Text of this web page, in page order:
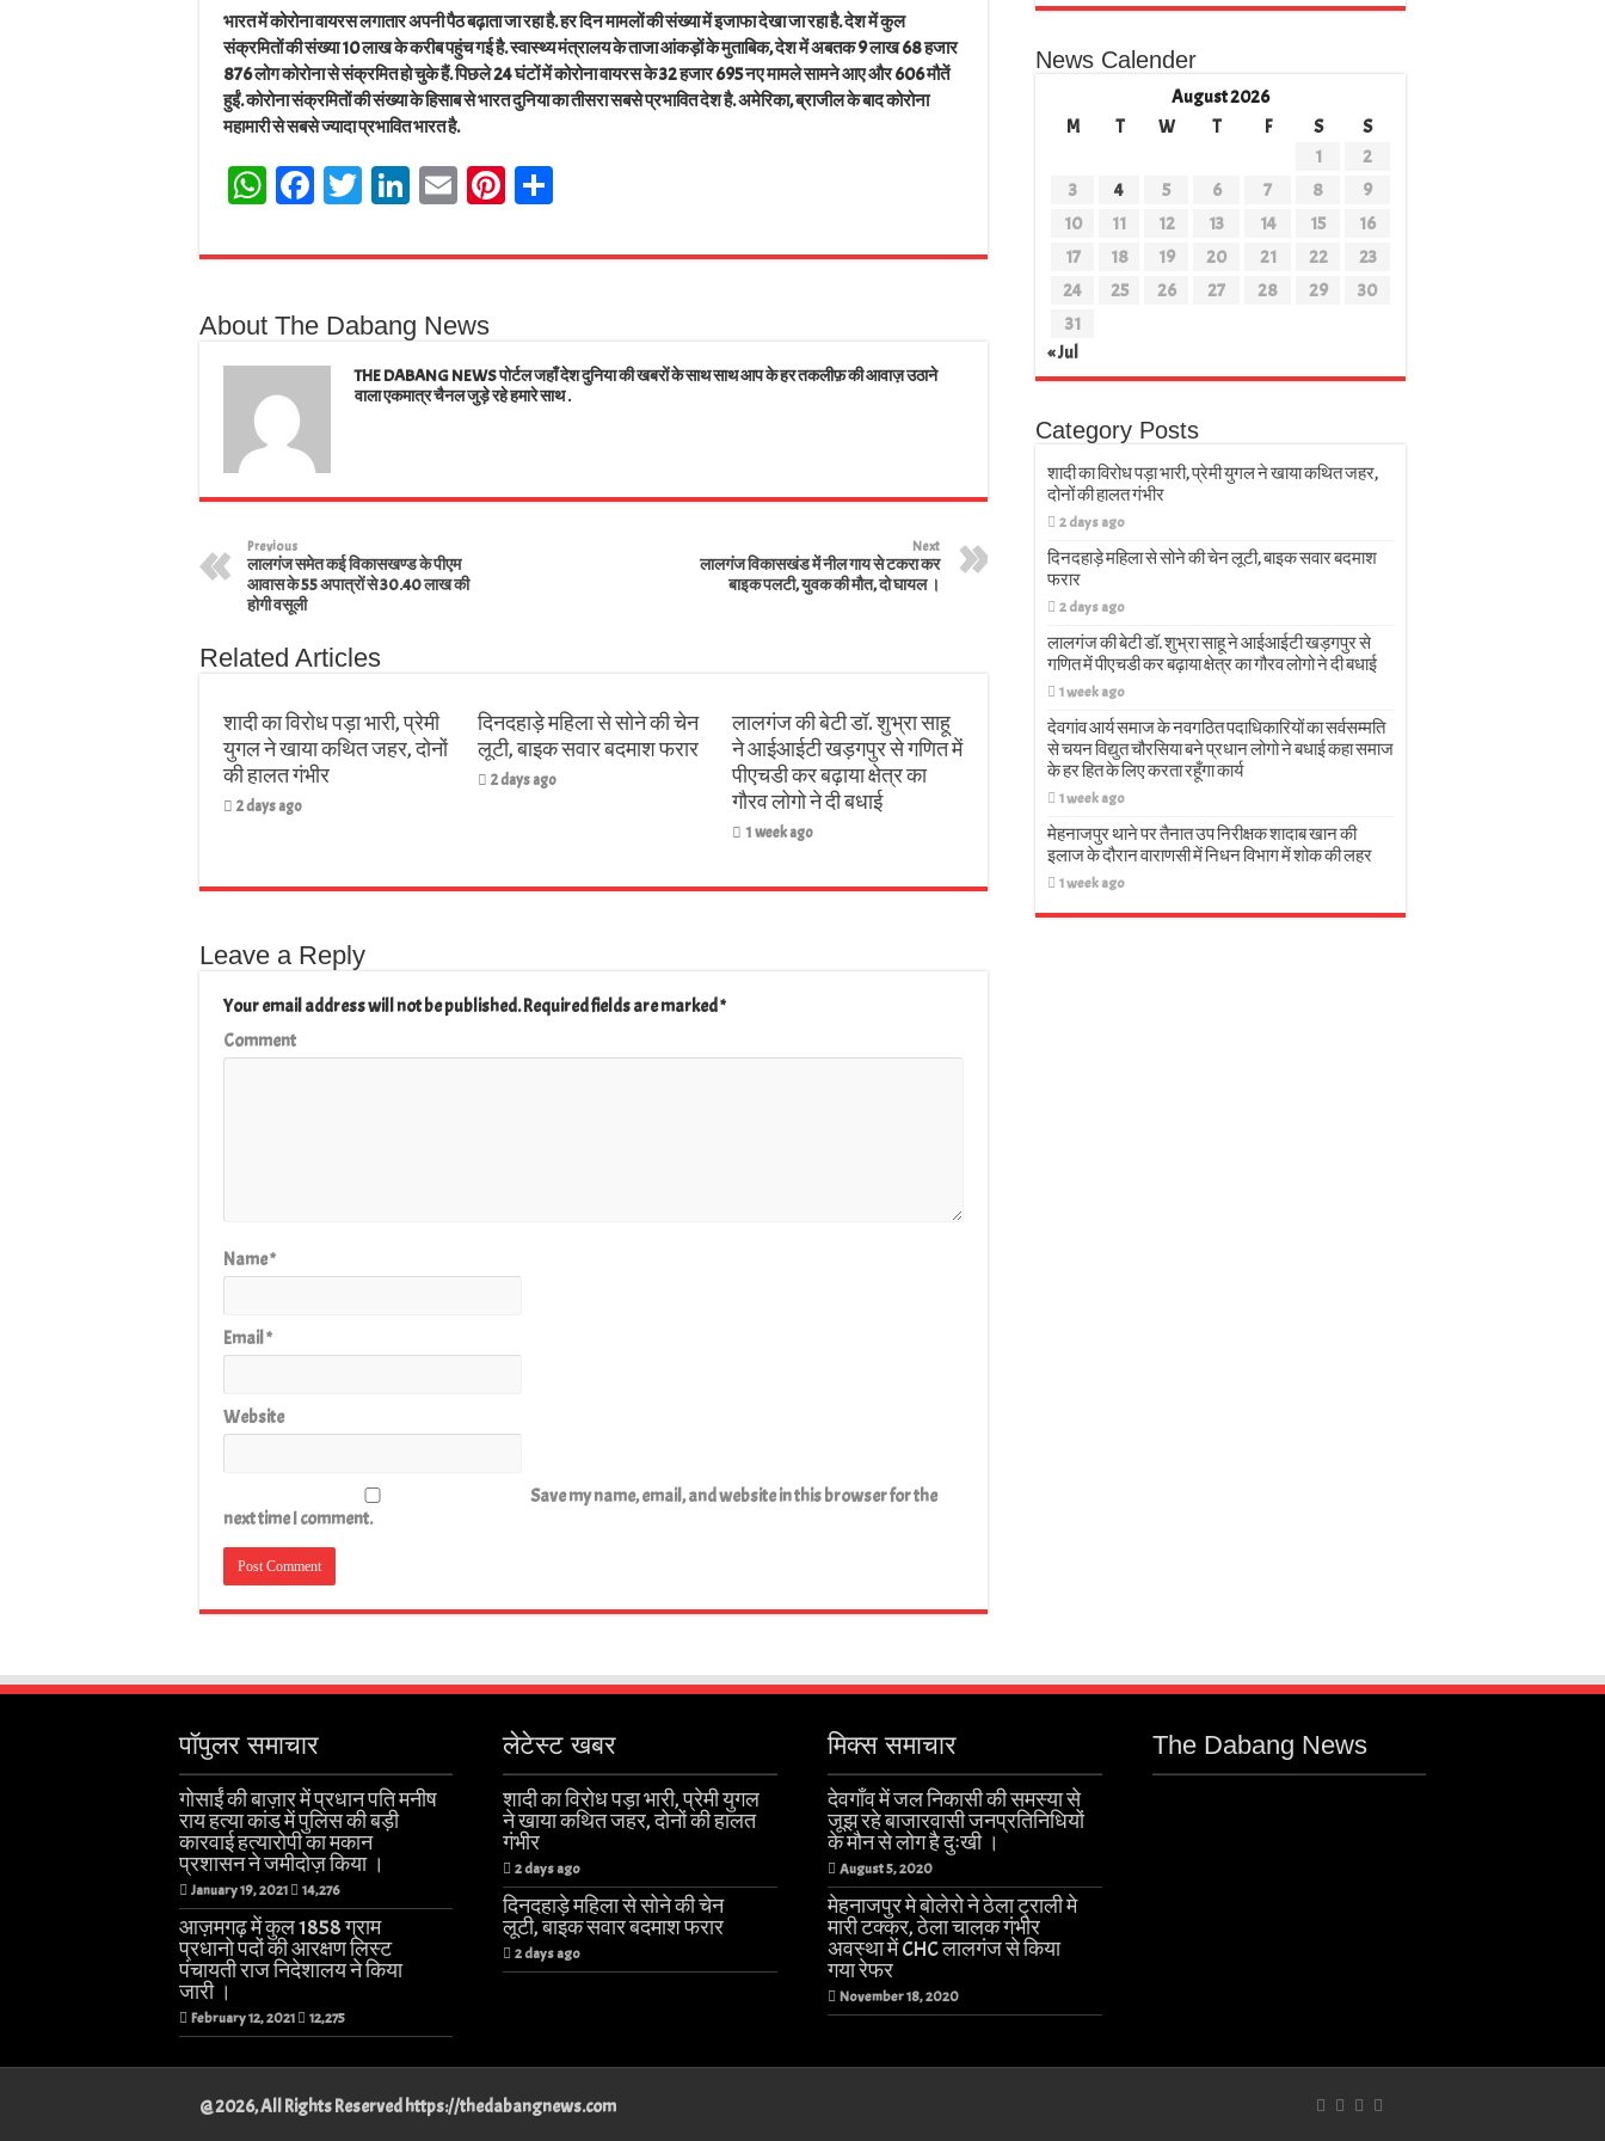
भारत में कोरोना वायरस लगातार अपनी पैठ बढ़ाता जा रहा है. हर दिन मामलों की संख्या में इजाफा देखा जा रहा है. देश में कुल
संक्रमितों की संख्या 10 लाख के करीब पहुंच गई है. स्वास्थ्य मंत्रालय के ताजा आंकड़ों के मुताबिक, देश में अबतक 9 लाख 68 हजार
876 लोग कोरोना से संक्रमित हो चुके हैं. पिछले 24 घंटों में कोरोना वायरस के 32 हजार 695 नए मामले सामने आए और 606 मौतें
हुईं. कोरोना संक्रमितों की संख्या के हिसाब से भारत दुनिया का तीसरा सबसे प्रभावित देश है. अमेरिका, ब्राजील के बाद कोरोना
महामारी से सबसे ज्यादा प्रभावित भारत है.
W
ts
pp
Fa
bo
T
tt
Li
ed
E
ail
Pi
er e
About The Dabang News
THE DABANG NEWS पोर्टल जहाँ देश दुनिया की खबरों के साथ साथ आप के हर तकलीफ़ की आवाज़ उठाने
वाला एकमात्र चैनल जुड़े रहे हमारे साथ .
Previous
लालगंज समेत कई विकासखण्ड के पीएम
आवास के 55 अपात्रों से 30.40 लाख की
होगी वसूली
Next
लालगंज विकासखंड में नील गाय से टकरा कर
बाइक पलटी, युवक की मौत, दो घायल ।
Related Articles
शादी का विरोध पड़ा भारी, प्रेमी
युगल ने खाया कथित जहर, दोनों
की हालत गंभीर
2 days ago
दिनदहाड़े महिला से सोने की चेन
लूटी, बाइक सवार बदमाश फरार
2 days ago
लालगंज की बेटी डॉ. शुभ्रा साहू
ने आईआईटी खड़गपुर से गणित में
पीएचडी कर बढ़ाया क्षेत्र का
गौरव लोगो ने दी बधाई
1 week ago
Leave a Reply
Your email address will not be published.Required fields are marked*
Comment
Name*
Email*
Website
Save my name, email, and website in this browser for the
next time I comment.
News Calender
August 2026
M
T W T F S
S
1
2
3
4 5 6 7 8
9
10
11 12 13 14 15
16
17
18 19 20 21 22
23
24
25 26 27 28 29
30
31
« Jul
Category Posts
शादी का विरोध पड़ा भारी, प्रेमी युगल ने खाया कथित जहर,
दोनों की हालत गंभीर
2 days ago
दिनदहाड़े महिला से सोने की चेन लूटी, बाइक सवार बदमाश
फरार
2 days ago
लालगंज की बेटी डॉ. शुभ्रा साहू ने आईआईटी खड़गपुर से
गणित में पीएचडी कर बढ़ाया क्षेत्र का गौरव लोगो ने दी बधाई
1 week ago
देवगांव आर्य समाज के नवगठित पदाधिकारियों का सर्वसम्मति
से चयन विद्युत चौरसिया बने प्रधान लोगो ने बधाई कहा समाज
के हर हित के लिए करता रहूँगा कार्य
1 week ago
मेहनाजपुर थाने पर तैनात उप निरीक्षक शादाब खान की
इलाज के दौरान वाराणसी में निधन विभाग में शोक की लहर
1 week ago
पॉपुलर समाचार
गोसाईं की बाज़ार में प्रधान पति मनीष
राय हत्या कांड में पुलिस की बड़ी
कारवाई हत्यारोपी का मकान
प्रशासन ने जमीदोज़ किया ।
January 19, 2021 14,276
आज़मगढ़ में कुल 1858 ग्राम
प्रधानो पदों की आरक्षण लिस्ट
पंचायती राज निदेशालय ने किया
जारी ।
February 12, 2021 12,275
लेटेस्ट खबर
शादी का विरोध पड़ा भारी, प्रेमी युगल
ने खाया कथित जहर, दोनों की हालत
गंभीर
2 days ago
दिनदहाड़े महिला से सोने की चेन
लूटी, बाइक सवार बदमाश फरार
2 days ago
मिक्स समाचार
देवगाँव में जल निकासी की समस्या से
जूझ रहे बाजारवासी जनप्रतिनिधियों
के मौन से लोग है दुःखी ।
August 5, 2020
मेहनाजपुर मे बोलेरो ने ठेला ट्राली मे
मारी टक्कर, ठेला चालक गंभीर
अवस्था में CHC लालगंज से किया
गया रेफर
November 18, 2020
The Dabang News
@ 2026, All Rights Reserved https://thedabangnews.com